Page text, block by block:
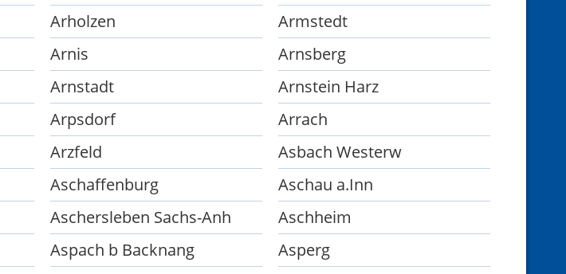
Arholzen
Armstedt
Arnis
Arnsberg
Arnstadt
Arnstein Harz
Arpsdorf
Arrach
Arzfeld
Asbach Westerw
Aschaffenburg
Aschau a.Inn
Aschersleben Sachs-Anh
Aschheim
Aspach b Backnang
Asperg